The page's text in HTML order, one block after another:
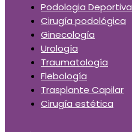
Podologia Deportiva
Cirugía podológica
Ginecología
Urología
Traumatología
Flebología
Trasplante Capilar
Cirugía estética